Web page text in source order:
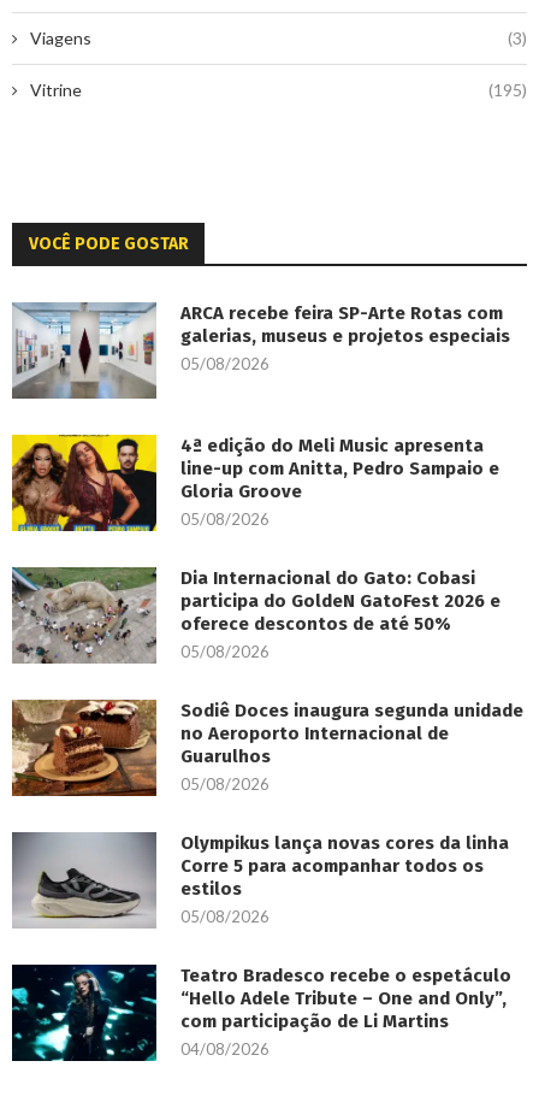
Viagens (3)
Vitrine (195)
VOCÊ PODE GOSTAR
ARCA recebe feira SP-Arte Rotas com
galerias, museus e projetos especiais
05/08/2026
4ª edição do Meli Music apresenta
line-up com Anitta, Pedro Sampaio e
Gloria Groove
05/08/2026
Dia Internacional do Gato: Cobasi
participa do GoldeN GatoFest 2026 e
oferece descontos de até 50%
05/08/2026
Sodiê Doces inaugura segunda unidade
no Aeroporto Internacional de
Guarulhos
05/08/2026
Olympikus lança novas cores da linha
Corre 5 para acompanhar todos os
estilos
05/08/2026
Teatro Bradesco recebe o espetáculo
“Hello Adele Tribute – One and Only”,
com participação de Li Martins
04/08/2026